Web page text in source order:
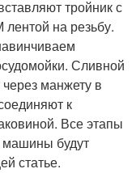
тройник с
на резьбу.
Сливной
манжету в
к
Все этапы
машины будут
статье.